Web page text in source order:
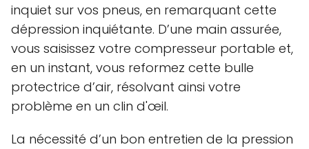
inquiet sur vos pneus, en remarquant cette
dépression inquiétante. D’une main assurée,
vous saisissez votre compresseur portable et,
en un instant, vous reformez cette bulle
protectrice d’air, résolvant ainsi votre
problème en un clin d'œil.
La nécessité d’un bon entretien de la pression